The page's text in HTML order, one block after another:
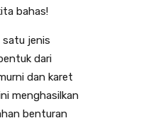
bahas!
satu jenis
dari
dan karet
menghasilkan
benturan